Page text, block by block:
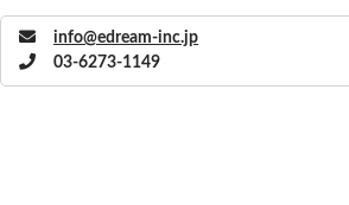
info@edream-inc.jp
03-6273-1149